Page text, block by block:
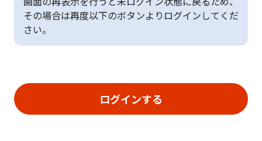
その場合は再度以下のボタンよりログインしてくだ
さい。